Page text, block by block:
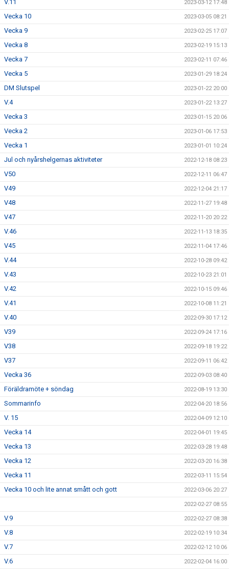
V.11 2023-03-12 17:48
Vecka 10 2023-03-05 08:21
Vecka 9 2023-02-25 17:07
Vecka 8 2023-02-19 15:13
Vecka 7 2023-02-11 07:46
Vecka 5 2023-01-29 18:24
DM Slutspel 2023-01-22 20:00
V.4 2023-01-22 13:27
Vecka 3 2023-01-15 20:06
Vecka 2 2023-01-06 17:53
Vecka 1 2023-01-01 10:24
Jul och nyårshelgernas aktiviteter 2022-12-18 08:23
V50 2022-12-11 06:47
V49 2022-12-04 21:17
V48 2022-11-27 19:48
V47 2022-11-20 20:22
V.46 2022-11-13 18:35
V45 2022-11-04 17:46
V.44 2022-10-28 09:42
V.43 2022-10-23 21:01
V.42 2022-10-15 09:46
V.41 2022-10-08 11:21
V.40 2022-09-30 17:12
V39 2022-09-24 17:16
V38 2022-09-18 19:22
V37 2022-09-11 06:42
Vecka 36 2022-09-03 08:40
Föräldramöte + söndag 2022-08-19 13:30
Sommarinfo 2022-04-20 18:56
V. 15 2022-04-09 12:10
Vecka 14 2022-04-01 19:45
Vecka 13 2022-03-28 19:48
Vecka 12 2022-03-20 16:38
Vecka 11 2022-03-11 15:54
Vecka 10 och lite annat smått och gott 2022-03-06 20:27
2022-02-27 08:55
V.9 2022-02-27 08:38
V.8 2022-02-19 10:34
V.7 2022-02-12 10:06
V.6 2022-02-04 16:00